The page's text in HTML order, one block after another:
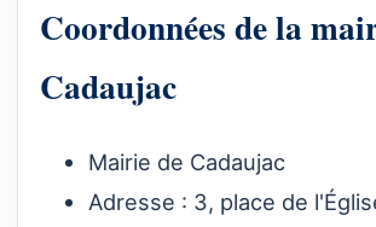
Coordonnées de la
Cadaujac
Mairie de Cadaujac
Adresse : 3, place de